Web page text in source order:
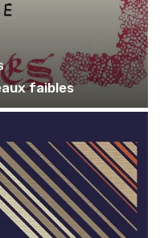
faibles